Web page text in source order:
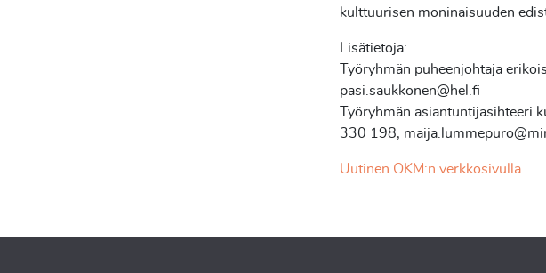
kulttuurisen moninaisuuden
Lisätietoja:
Työryhmän puheenjohtaja
pasi.saukkonen@hel.fi
Työryhmän asiantuntijasihteeri
330 198,
Uutinen OKM:n verkkosivulla